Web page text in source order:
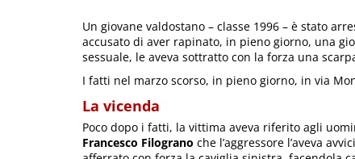
Un giovane valdostano – classe 1996 – è stato
accusato di aver rapinato, in pieno giorno, una
sessuale, le aveva sottratto con la forza una
I fatti nel marzo scorso, in pieno giorno, in via
La vicenda
Poco dopo i fatti, la vittima aveva riferito agli
Francesco Filograno che l’aggressore l’aveva